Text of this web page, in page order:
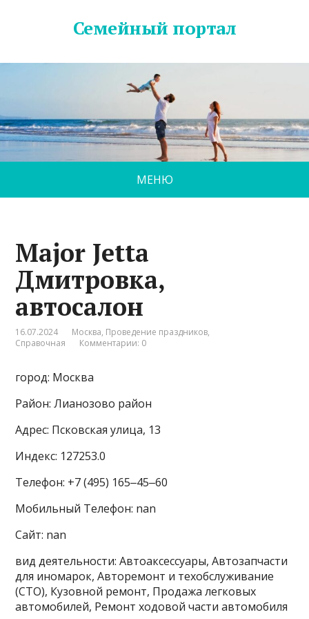
Семейный портал
МЕНЮ
Major Jetta
Дмитровка,
автосалон
16.07.2024 Москва, Проведение праздников,
Справочная
Комментарии: 0
город: Москва
Район: Лианозово район
Адрес: Псковская улица, 13
Индекс: 127253.0
Телефон: +7 (495) 165‒45‒60
Мобильный Телефон: nan
Сайт: nan
вид деятельности: Автоаксессуары, Автозапчасти
для иномарок, Авторемонт и техобслуживание
(СТО), Кузовной ремонт, Продажа легковых
автомобилей, Ремонт ходовой части автомобиля